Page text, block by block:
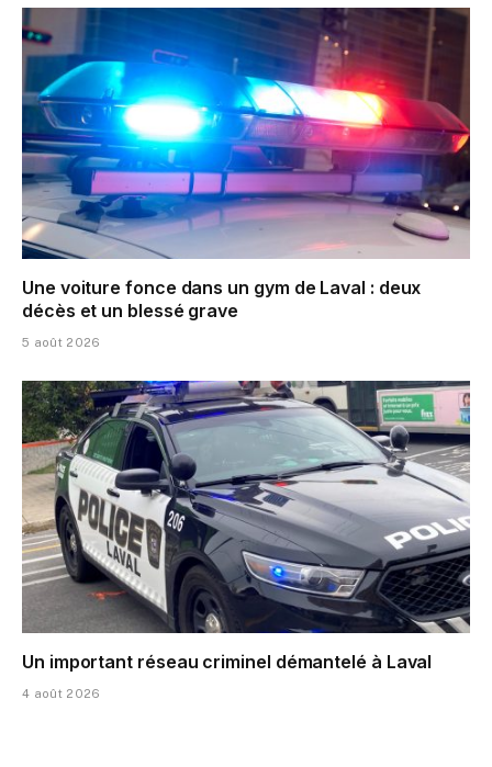
Une voiture fonce dans un gym de Laval : deux
décès et un blessé grave
5 août 2026
Un important réseau criminel démantelé à Laval
4 août 2026